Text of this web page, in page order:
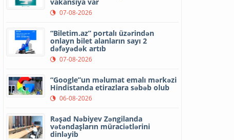
07-08-2026
“Biletim.az” portalı üzərindən
onlayn bilet alanların sayı 2
dəfəyədək artıb
07-08-2026
“Google”un məlumat emalı mərkəzi
Hindistanda etirazlara səbəb olub
06-08-2026
Rəşad Nəbiyev Zəngilanda
vətəndaşların müraciətlərini
dinləyib